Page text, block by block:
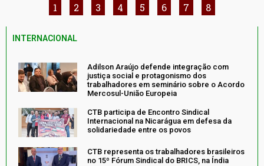
1 2 3 4 5 6 7 8
INTERNACIONAL
Adilson Araújo defende integração com
justiça social e protagonismo dos
trabalhadores em seminário sobre o Acordo
Mercosul-União Europeia
CTB participa de Encontro Sindical
Internacional na Nicarágua em defesa da
solidariedade entre os povos
CTB representa os trabalhadores brasileiros
no 15º Fórum Sindical do BRICS, na Índia